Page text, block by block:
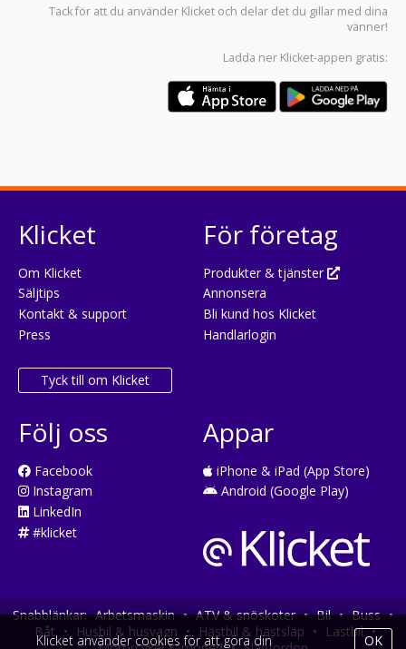
Tack för att du använder Klicket och delar det du gillar med dina
vänner!
Ladda ner Klicket-appen gratis:
Klicket
Om Klicket
Säljtips
Kontakt & support
Press
Tyck till om Klicket
För företag
Produkter & tjänster
Annonsera
Bli kund hos Klicket
Handlarlogin
Följ oss
Facebook
Instagram
LinkedIn
#klicket
Appar
iPhone & iPad (App Store)
Android (Google Play)
Snabblänkar: Arbetsmaskin • ATV & snöskoter • Bil • Buss •
Båt • Husbil & husvagn • Hästbil & hästsläp • Lastbil •
Klicket använder cookies för att göra din
OK